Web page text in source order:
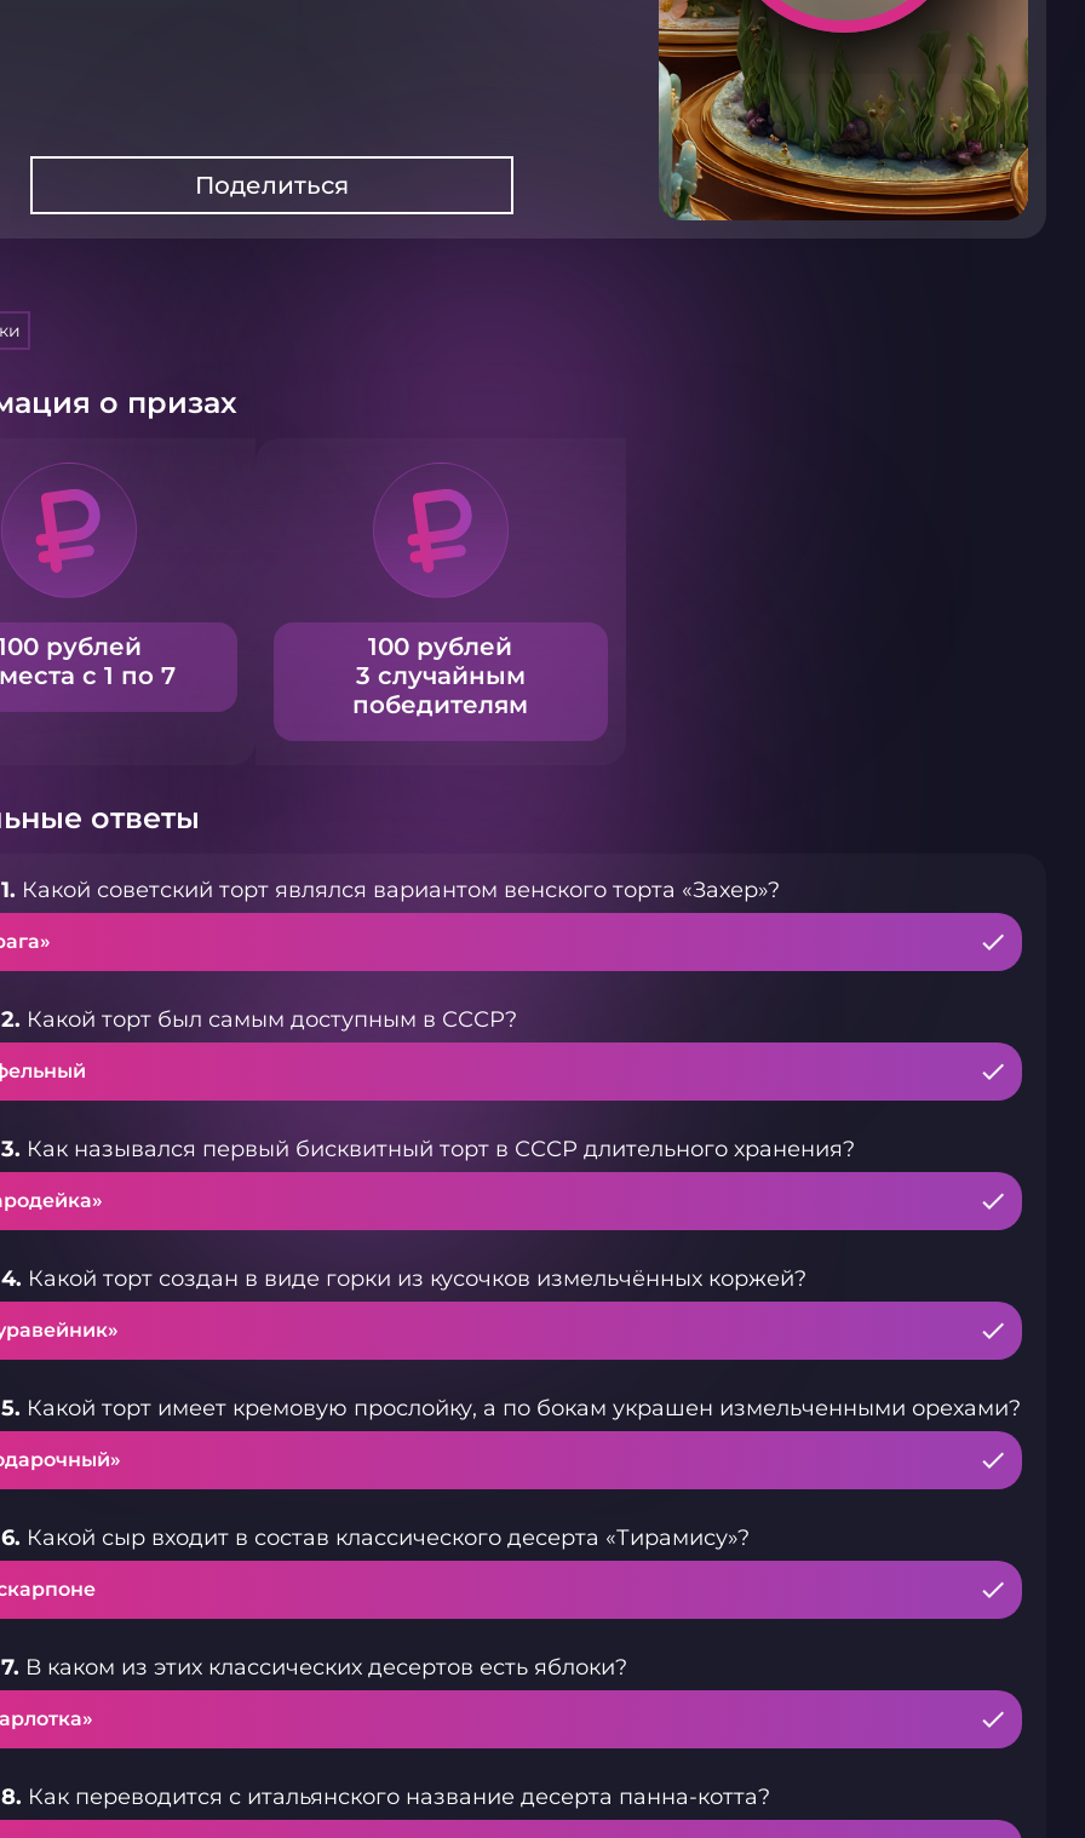
Поделиться
о призах
рублей
с 1 по 7
100 рублей
3 случайным
победителям
ответы
Какой советский торт являлся вариантом венского торта «Захер»?
Какой торт был самым доступным в СССР?
Как назывался первый бисквитный торт в СССР длительного хранения?
Какой торт создан в виде горки из кусочков измельчённых коржей?
Какой торт имеет кремовую прослойку, а по бокам украшен измельченными орехами?
Какой сыр входит в состав классического десерта «Тирамису»?
В каком из этих классических десертов есть яблоки?
Как переводится с итальянского название десерта панна-котта?